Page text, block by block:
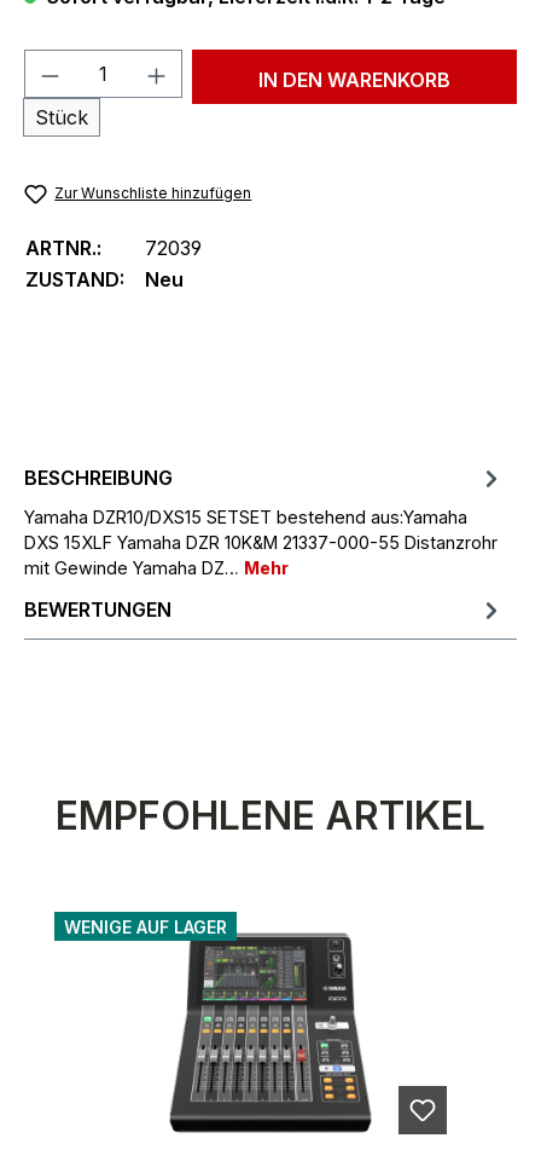
Produkt Anzahl: Gib den
Stück
IN DEN WARENKORB
Zur Wunschliste hinzufügen
ARTNR.:
72039
ZUSTAND:
Neu
BESCHREIBUNG
Yamaha DZR10/DXS15 SETSET bestehend aus:Yamaha
DXS 15XLF Yamaha DZR 10K&M 21337-000-55 Distanzrohr
mit Gewinde Yamaha DZ… Mehr
BEWERTUNGEN
Produktgalerie überspringen
EMPFOHLENE ARTIKEL
WENIGE AUF LAGER